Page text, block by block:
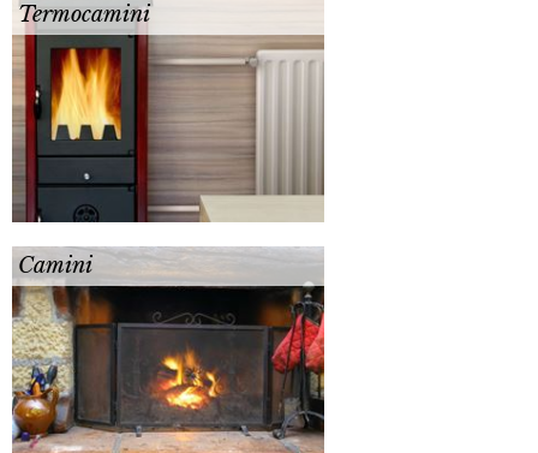
Termocamini
Camini